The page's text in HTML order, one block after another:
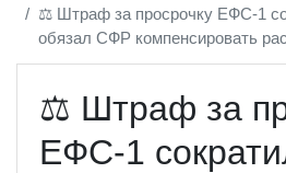
⚖️ Штраф за просрочку ЕФС-1
обязал СФР компенсировать
⚖️ Штраф за
ЕФС-1